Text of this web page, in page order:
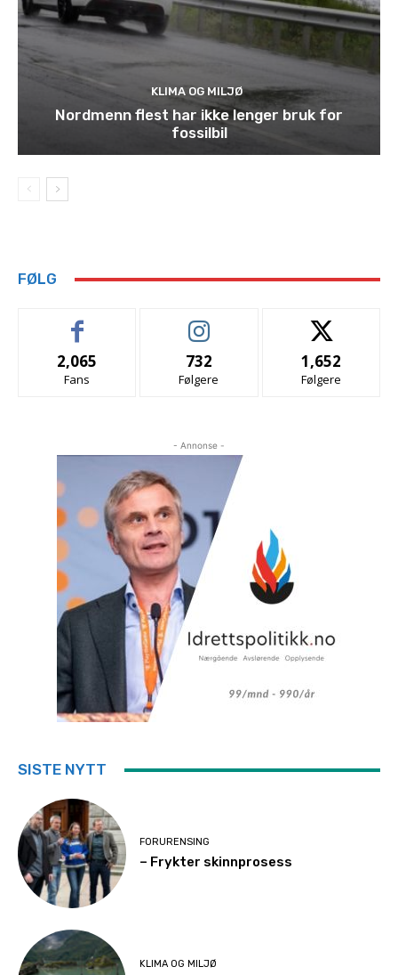
KLIMA OG MILJØ
Nordmenn flest har ikke lenger bruk for
fossilbil
FØLG
2,065
Fans
732
Følgere
1,652
Følgere
- Annonse -
SISTE NYTT
FORURENSING
– Frykter skinnprosess
KLIMA OG MILJØ